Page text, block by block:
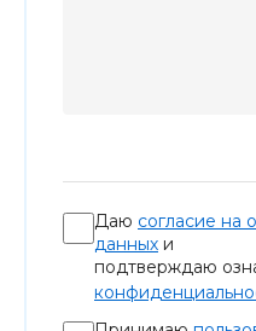
Даю согласие на
данных и
подтверждаю